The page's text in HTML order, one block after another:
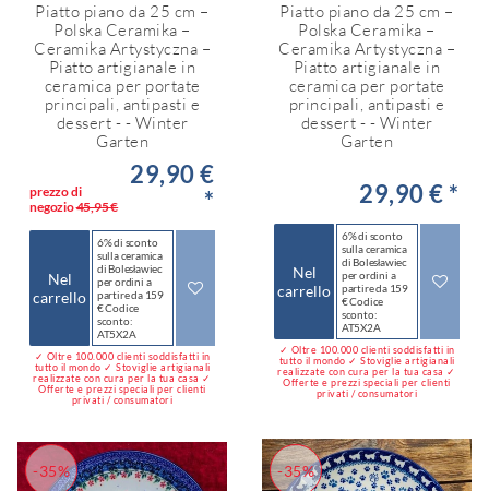
Piatto piano da 25 cm –
Polska Ceramika –
Ceramika Artystyczna –
Piatto artigianale in
ceramica per portate
principali, antipasti e
dessert - - Winter
Garten
prezzo di
negozio45,95 €
29,90 €
*
Nel
carrello
6% di sconto
sulla ceramica
di Bolesławiec
per ordini a
partire da 159
€ Codice
sconto:
AT5X2A
✓ Oltre 100.000 clienti soddisfatti in
tutto il mondo ✓ Stoviglie artigianali
realizzate con cura per la tua casa ✓
Offerte e prezzi speciali per clienti
privati / consumatori
Piatto piano da 25 cm –
Polska Ceramika –
Ceramika Artystyczna –
Piatto artigianale in
ceramica per portate
principali, antipasti e
dessert - - Winter
Garten
29,90 € *
Nel
carrello
6% di sconto
sulla ceramica
di Bolesławiec
per ordini a
partire da 159
€ Codice
sconto:
AT5X2A
✓ Oltre 100.000 clienti soddisfatti in
tutto il mondo ✓ Stoviglie artigianali
realizzate con cura per la tua casa ✓
Offerte e prezzi speciali per clienti
privati / consumatori
-35% -35%